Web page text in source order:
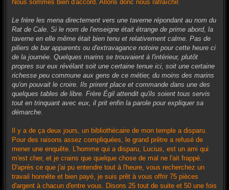
Nous sommes bien d'accord. Allons donc nous rafraîchir.
Le frère les mena directement vers une taverne répondant au nom du
Rat de Cale. Si le nom de l'enseigne était étrange de prime abord, la
taverne en elle même était bien tenu et relativement calme. Pas de
piliers de bar apparents ou d'extravagance notoire pour cette heure ci
de la journée. Quelques marins se trouvaient à l'intérieur, plutôt
propres sur eux révélant soit une certaine tenue ici, soit une certaine
richesse peu commune aux gens de ce métier, du moins des marins
qu'on pouvait le croire. Ils prirent place et commande dans une des
quelques tables de libre. Frère Égil attendit qu'ils soient tous servis
tout en trinquant avec eux, il prit enfin la parole pour expliquer sa
démarche.
Il y a de ça deux jours, un bibliothécaire de mon temple a disparu.
Pour des raisons assez compliquées, le grand prêtre a refusé de
mener une enquête. L'homme qui a disparu, Lucius, est un ami qui
m'est cher, et je crains que quelque chose de mal ne l'ait frappé.
D'après ce que j'ai pu entendre tout à l'heure, vous recherchez un
travail honnête et bien payé, je suis prêt à vous offrir 75 pièces
d'argent à chacun d'entre vous. Disons 25 tout de suite et 50 une fois